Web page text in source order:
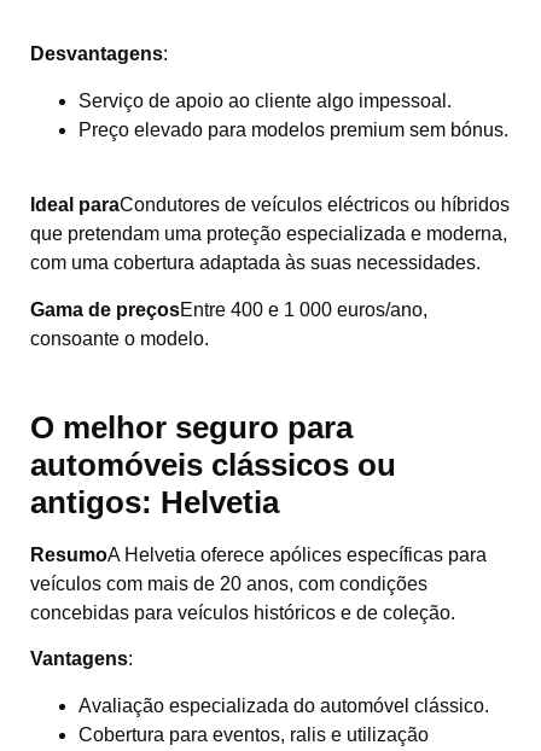
Desvantagens:
Serviço de apoio ao cliente algo impessoal.
Preço elevado para modelos premium sem bónus.
Ideal paraCondutores de veículos eléctricos ou híbridos
que pretendam uma proteção especializada e moderna,
com uma cobertura adaptada às suas necessidades.
Gama de preçosEntre 400 e 1 000 euros/ano,
consoante o modelo.
O melhor seguro para
automóveis clássicos ou
antigos: Helvetia
ResumoA Helvetia oferece apólices específicas para
veículos com mais de 20 anos, com condições
concebidas para veículos históricos e de coleção.
Vantagens:
Avaliação especializada do automóvel clássico.
Cobertura para eventos, ralis e utilização